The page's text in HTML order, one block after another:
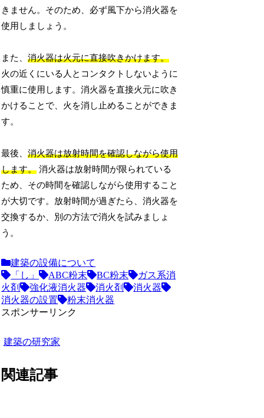
きません。そのため、必ず風下から消火器を
使用しましょう。
また、消火器は火元に直接吹きかけます。
火の近くにいる人とコンタクトしないように
慎重に使用します。消火器を直接火元に吹き
かけることで、火を消し止めることができま
す。
最後、消火器は放射時間を確認しながら使用
します。 消火器は放射時間が限られている
ため、その時間を確認しながら使用すること
が大切です。放射時間が過ぎたら、消火器を
交換するか、別の方法で消火を試みましょ
う。
建築の設備について
「し」
ABC粉末 BC粉末
ガス系消
火剤
強化液消火器 消火剤
消火器
消火器の設置
粉末消火器
スポンサーリンク
建築の研究家
関連記事